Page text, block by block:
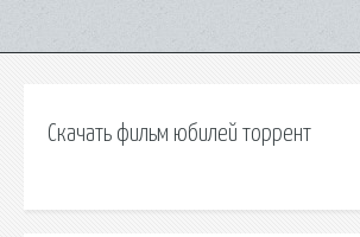
Скачать фильм юбилей торрент